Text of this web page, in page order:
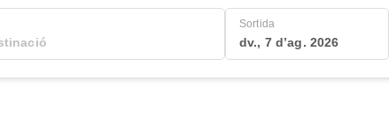
Sortida
dv., 7 d’ag. 2026